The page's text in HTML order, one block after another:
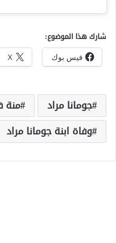
شارك هذا الموضوع:
فيس بوك X
جومانا مراد
منة
وفاة ابنة جومانا مراد